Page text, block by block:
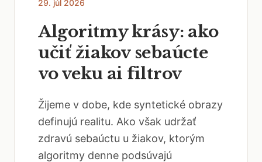
29. júl 2026
Algoritmy krásy: ako
učiť žiakov sebaúcte
vo veku ai filtrov
Žijeme v dobe, kde syntetické obrazy
definujú realitu. Ako však udržať
zdravú sebaúctu u žiakov, ktorým
algoritmy denne podsúvajú